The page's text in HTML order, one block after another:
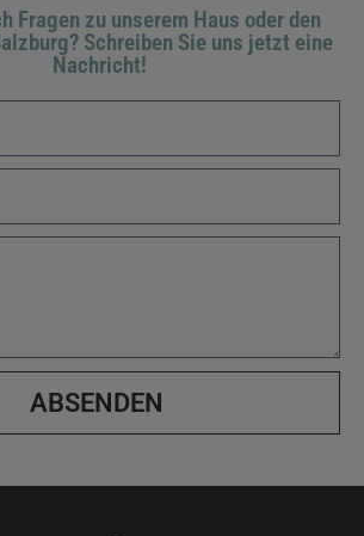
Fragen zu unserem Haus oder den
Schreiben Sie uns jetzt eine
Nachricht!
ABSENDEN